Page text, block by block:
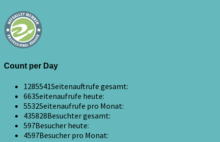
Count per Day
1285541Seitenauftrufe gesamt:
663Seitenaufrufe heute:
5532Seitenaufrufe pro Monat:
435828Besuchter gesamt:
597Besucher heute:
4597Besucher pro Monat: